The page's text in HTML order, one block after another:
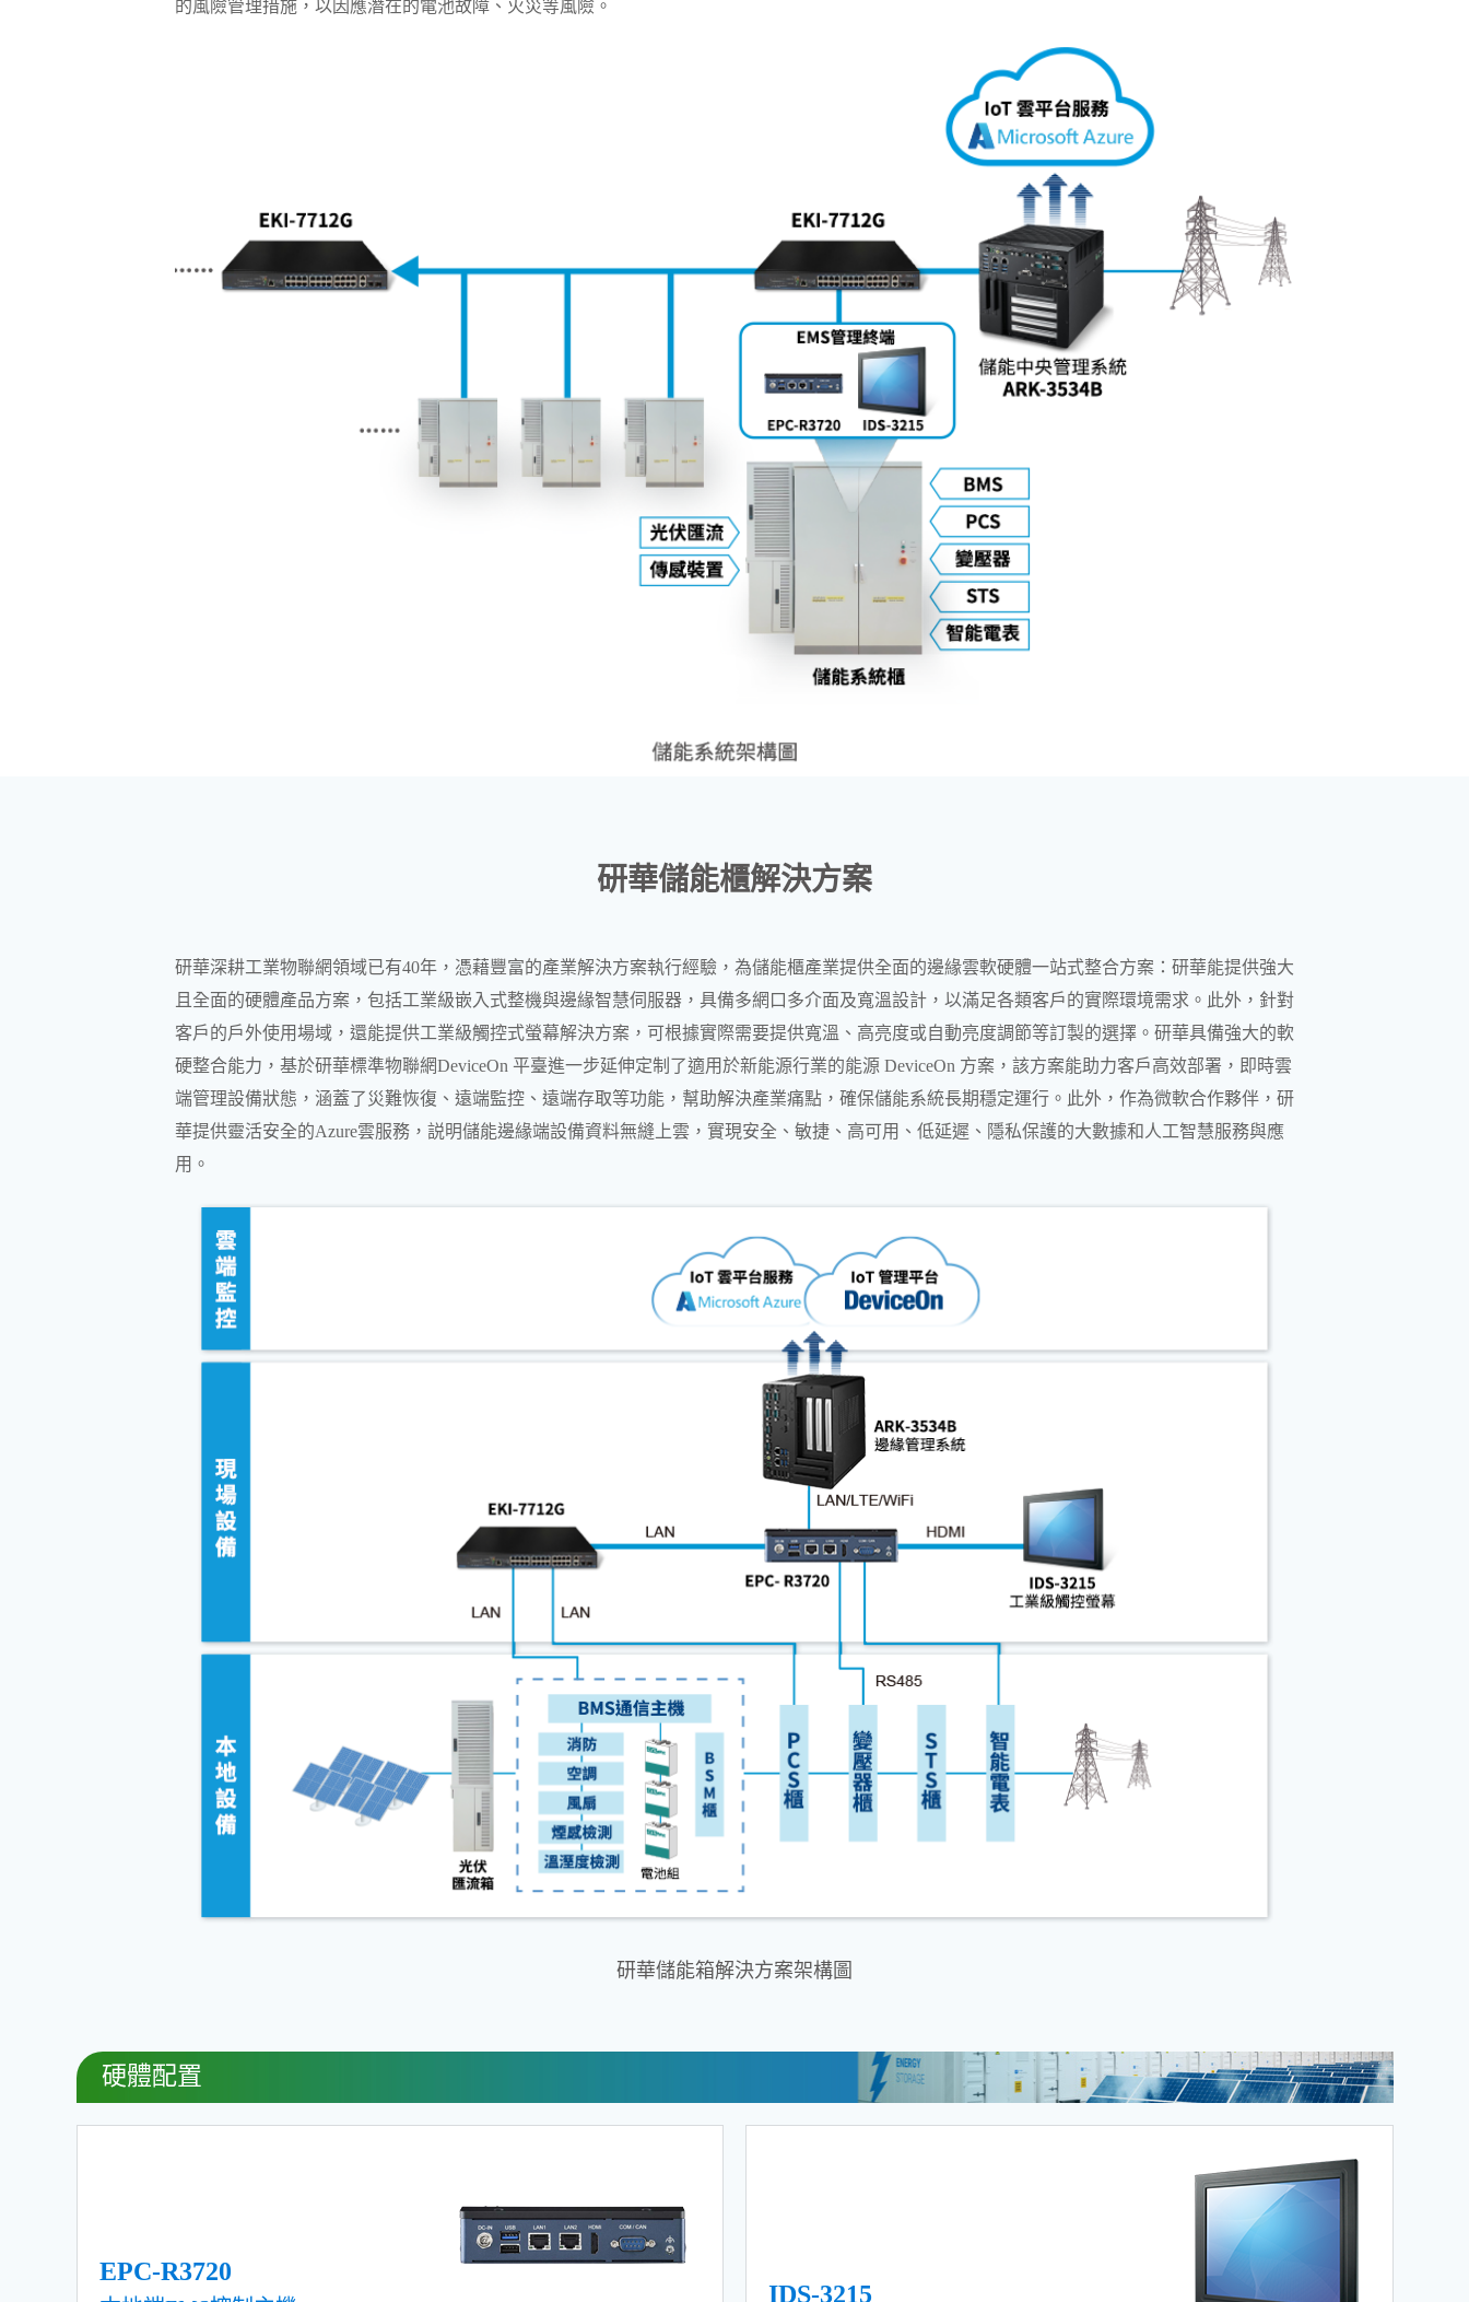
的風險管理措施，以因應潛在的電池故障、火災等風險。
研華儲能櫃解決方案
研華深耕工業物聯網領域已有40年，憑藉豐富的產業解決方案執行經驗，為儲能櫃產業提供全面的邊緣雲軟硬體一站式整合方案：研華能提供強大
且全面的硬體產品方案，包括工業級嵌入式整機與邊緣智慧伺服器，具備多網口多介面及寬溫設計，以滿足各類客戶的實際環境需求。此外，針對
客戶的戶外使用場域，還能提供工業級觸控式螢幕解決方案，可根據實際需要提供寬溫、高亮度或自動亮度調節等訂製的選擇。研華具備強大的軟
硬整合能力，基於研華標準物聯網DeviceOn 平臺進一步延伸定制了適用於新能源行業的能源 DeviceOn 方案，該方案能助力客戶高效部署，即時雲
端管理設備狀態，涵蓋了災難恢復、遠端監控、遠端存取等功能，幫助解決產業痛點，確保儲能系統長期穩定運行。此外，作為微軟合作夥伴，研
華提供靈活安全的Azure雲服務，説明儲能邊緣端設備資料無縫上雲，實現安全、敏捷、高可用、低延遲、隱私保護的大數據和人工智慧服務與應
用。
研華儲能箱解決方案架構圖
硬體配置
EPC-R3720
IDS-3215